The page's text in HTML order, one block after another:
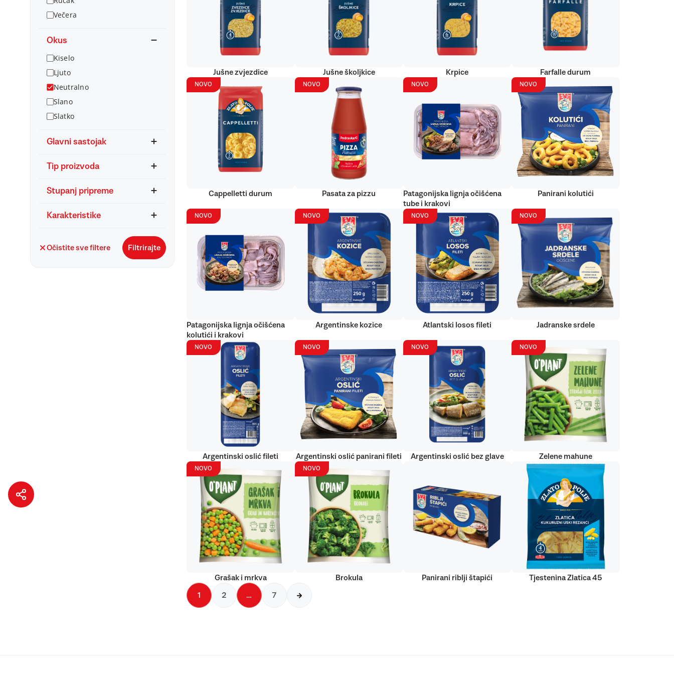
Večera
Okus
Kiselo
Ljuto
Neutralno
Slano
Slatko
Glavni sastojak
Tip proizvoda
Stupanj pripreme
Karakteristike
Očistite sve filtere Filtrirajte
Jušne zvjezdice Jušne školjkice Krpice Farfalle durum
NOVO
Cappelletti durum
NOVO
Pasata za pizzu
NOVO
Patagonijska lignja očišćena
tube i krakovi
NOVO
Panirani kolutići
NOVO
Patagonijska lignja očišćena
kolutići i krakovi
NOVO
Argentinske kozice
NOVO
Atlantski losos fileti
NOVO
Jadranske srdele
NOVO
Argentinski oslić fileti
NOVO
Argentinski oslić panirani fileti
NOVO
Argentinski oslić bez glave
NOVO
Zelene mahune
NOVO
Grašak i mrkva
NOVO
Brokula Panirani riblji štapići Tjestenina Zlatica 45
1 2 … 7